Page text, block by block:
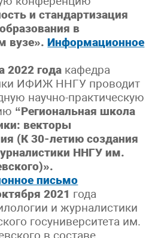
и стандартизация
в
вузе».Информационное
2022 года кафедра
ИФИЖ ННГУ проводит
научно-практическую
“Региональная школа
векторы
(К 30-летию создания
ННГУ им.
письмо
2021 года
и журналистики
госуниверситета им.
в составе